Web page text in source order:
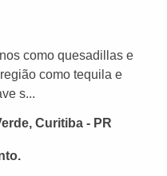
como quesadillas e
como tequila e
s...
Curitiba - PR